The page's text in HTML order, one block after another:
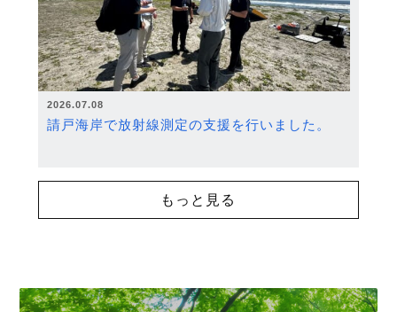
2026.07.08
請戸海岸で放射線測定の支援を行いました。
もっと見る